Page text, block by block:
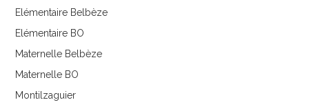
Elémentaire Belbèze
Elémentaire BO
Maternelle Belbèze
Maternelle BO
Montilzaguier